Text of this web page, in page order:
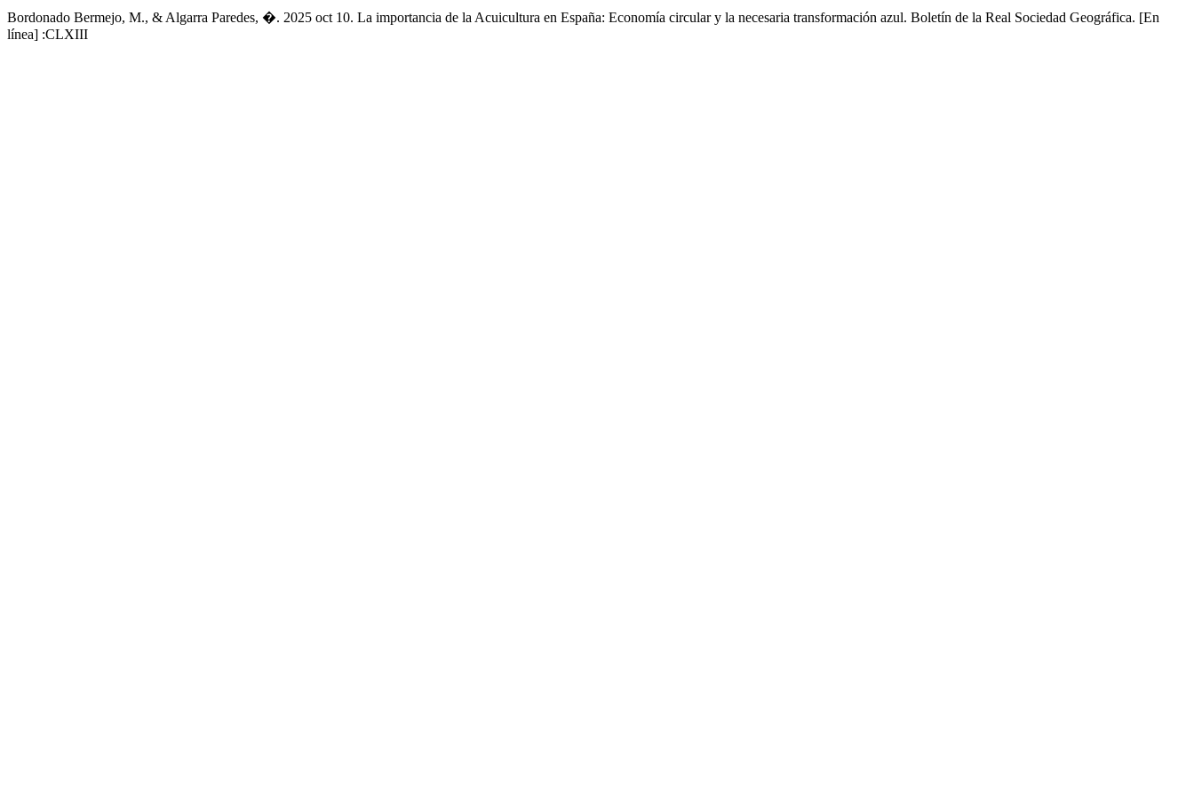
Bordonado Bermejo, M., & Algarra Paredes, �. 2025 oct 10. La importancia de la Acuicultura en España: Economía circular y la necesaria transformación azul. Boletín de la Real Sociedad Geográfica. [En
línea] :CLXIII